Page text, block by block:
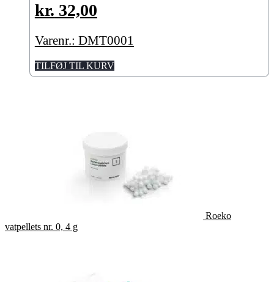
kr. 32,00
Varenr.: DMT0001
TILFØJ TIL KURV
Roeko
vatpellets nr. 0, 4 g